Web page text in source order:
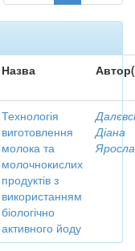
Назва
Технологія
виготовлення
молока та
молочнокислих
продуктів з
використанням
біологічно
активного йоду
Діана